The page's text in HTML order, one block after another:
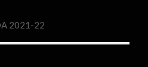
2021-22